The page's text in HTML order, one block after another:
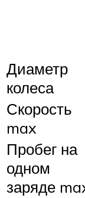
Диаметр
колеса
Скорость
max
Пробег на
одном
заряде